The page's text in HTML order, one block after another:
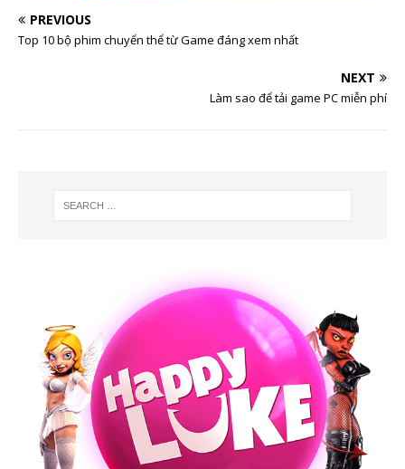
PREVIOUS
Top 10 bộ phim chuyển thể từ Game đáng xem nhất
NEXT
Làm sao để tải game PC miễn phí